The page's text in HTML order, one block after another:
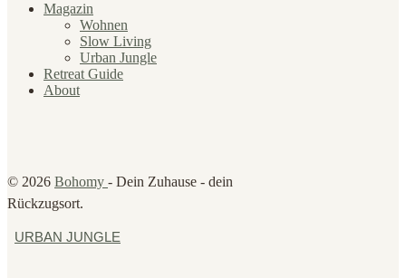
Magazin
Wohnen
Slow Living
Urban Jungle
Retreat Guide
About
© 2026 Bohomy - Dein Zuhause - dein
Rückzugsort.
URBAN JUNGLE